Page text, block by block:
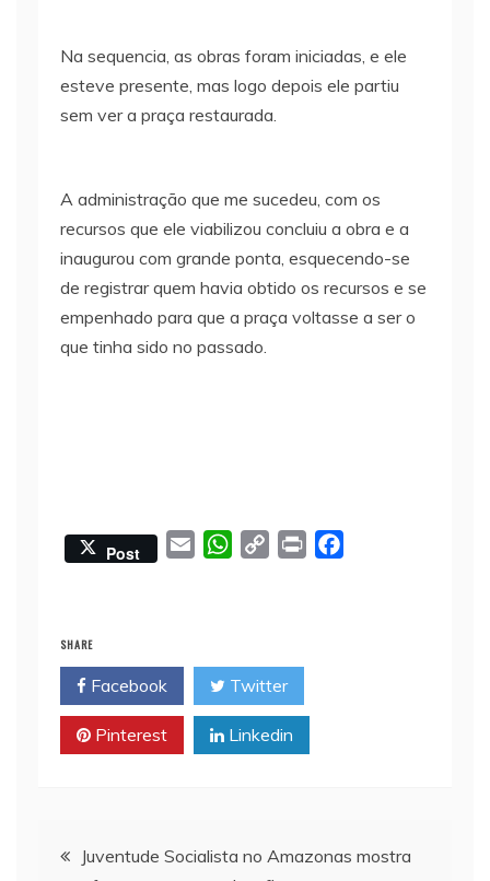
Na sequencia, as obras foram iniciadas, e ele
esteve presente, mas logo depois ele partiu
sem ver a praça restaurada.
A administração que me sucedeu, com os
recursos que ele viabilizou concluiu a obra e a
inaugurou com grande ponta, esquecendo-se
de registrar quem havia obtido os recursos e se
empenhado para que a praça voltasse a ser o
que tinha sido no passado.
Post
W
A
p
p
i
n
k
SHARE
Facebook Twitter
Pinterest Linkedin
Navegação
Juventude Socialista no Amazonas mostra